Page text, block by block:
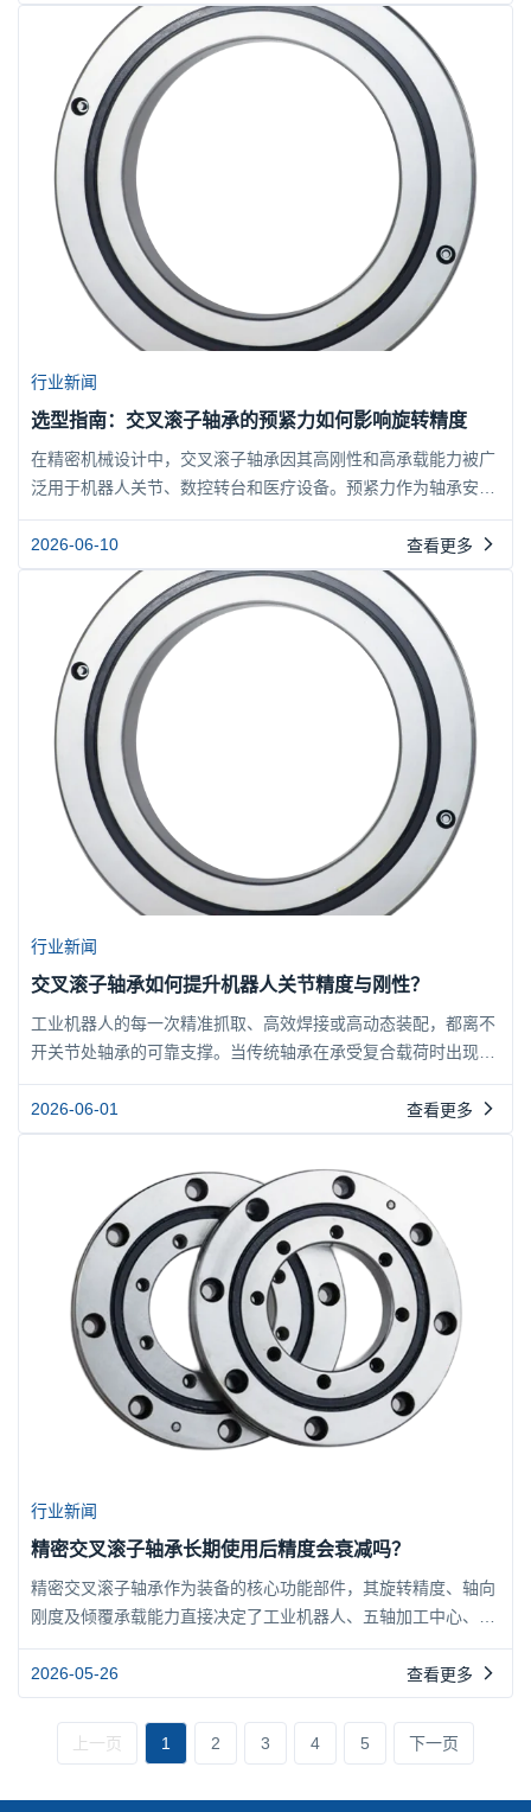
些容易被忽略的关键因素？本文将围绕这些核心问题展开，帮助
您科学评估轴承寿命，并了解如何通过合理选型与维护延长使用
寿命。作为专业轴承制造商，博盈轴承在交叉滚子轴承研发与生
产中积累...
行业新闻
选型指南：交叉滚子轴承的预紧力如何影响旋转精度
在精密机械设计中，交叉滚子轴承因其高刚性和高承载能力被广
泛用于机器人关节、数控转台和医疗设备。预紧力作为轴承安装
时的关键参数，直接决定了旋转精度、刚度及寿命。然而，预紧
力并非越大越好，过小会导致间隙与晃动，过大则加剧磨损与发
热。本文从预紧力对旋转精度的作用机制出发，系统分析不同工
况下的选型策略，并结合博盈轴承的实际应用经验，帮助工程师
在设计中做出平衡决策。一、预紧力的定义与作用原理1.1什么
是交叉...
2026-06-10 查看更多
行业新闻
交叉滚子轴承如何提升机器人关节精度与刚性？
工业机器人的每一次精准抓取、高效焊接或高动态装配，都离不
开关节处轴承的可靠支撑。当传统轴承在承受复合载荷时出现微
米级晃动或弹性变形，机器人的末端执行精度便会大打折扣。交
叉滚子轴承凭借其独特的滚子排列方式，在有限空间内同时提供
优于常规方案的旋转精度和抗弯刚性，正成为高端机器人关节设
计的核心选择。本文将从结构原理出发，解析交叉滚子轴承如何
从根本上解决精度与刚性的矛盾，并给出实用的选型建议。交叉
滚子轴承...
2026-06-01 查看更多
行业新闻
精密交叉滚子轴承长期使用后精度会衰减吗？
精密交叉滚子轴承作为装备的核心功能部件，其旋转精度、轴向
刚度及倾覆承载能力直接决定了工业机器人、五轴加工中心、天
文望远镜及半导体光刻设备等系统的综合性能。该类轴承在出厂
时经过超精研磨和配对预紧，径向跳动和轴向窜动可控制在微米
级甚至亚微米级。然而，精密机械部件在服役过程中都不可避免
地经历材料疲劳、接触磨损和环境侵蚀，精度保持性成为衡量轴
承品质的关键指标。理解精度衰减的机理、识别退化规律并采取
2026-05-26 查看更多
上一页 1 2 3 4 5 下一页